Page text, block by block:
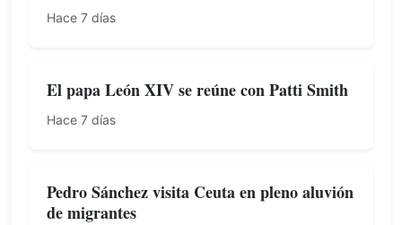
Hace 7 días
El papa León XIV se reúne con Patti Smith
Hace 7 días
Pedro Sánchez visita Ceuta en pleno aluvión
de migrantes